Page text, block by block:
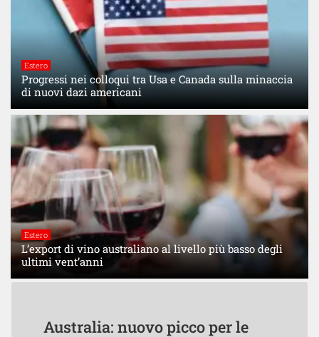
Estero
Progressi nei colloqui tra Usa e Canada sulla minaccia
di nuovi dazi americani
Estero
L’export di vino australiano al livello più basso degli
ultimi vent’anni
Australia: nuovo picco per le